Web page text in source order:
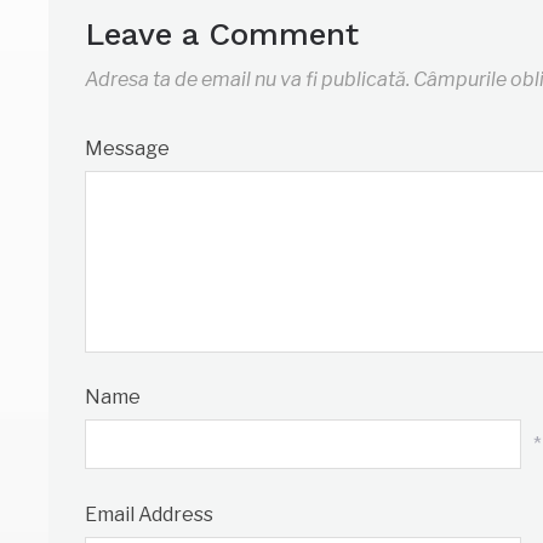
Leave a Comment
Adresa ta de email nu va fi publicată. Câmpurile
Message
Name
*
Email Address